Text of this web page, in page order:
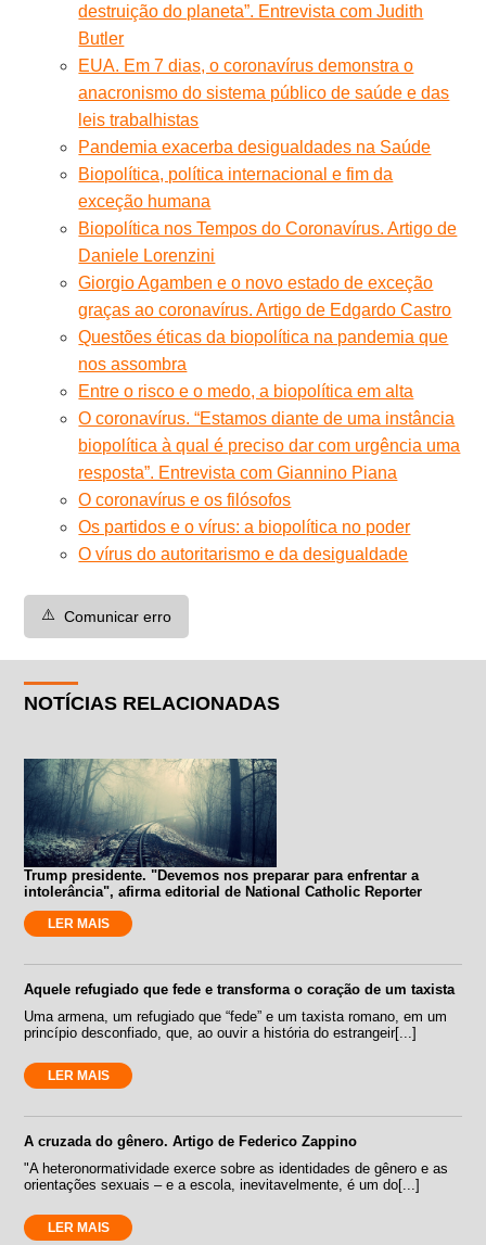
destruição do planeta”. Entrevista com Judith
Butler
EUA. Em 7 dias, o coronavírus demonstra o
anacronismo do sistema público de saúde e das
leis trabalhistas
Pandemia exacerba desigualdades na Saúde
Biopolítica, política internacional e fim da
exceção humana
Biopolítica nos Tempos do Coronavírus. Artigo de
Daniele Lorenzini
Giorgio Agamben e o novo estado de exceção
graças ao coronavírus. Artigo de Edgardo Castro
Questões éticas da biopolítica na pandemia que
nos assombra
Entre o risco e o medo, a biopolítica em alta
O coronavírus. “Estamos diante de uma instância
biopolítica à qual é preciso dar com urgência uma
resposta”. Entrevista com Giannino Piana
O coronavírus e os filósofos
Os partidos e o vírus: a biopolítica no poder
O vírus do autoritarismo e da desigualdade
⚠️ Comunicar erro
NOTÍCIAS RELACIONADAS
Trump presidente. "Devemos nos preparar para enfrentar a
intolerância", afirma editorial de National Catholic Reporter
LER MAIS
Aquele refugiado que fede e transforma o coração de um taxista
Uma armena, um refugiado que “fede” e um taxista romano, em um
princípio desconfiado, que, ao ouvir a história do estrangeir[...]
LER MAIS
A cruzada do gênero. Artigo de Federico Zappino
"A heteronormatividade exerce sobre as identidades de gênero e as
orientações sexuais – e a escola, inevitavelmente, é um do[...]
LER MAIS